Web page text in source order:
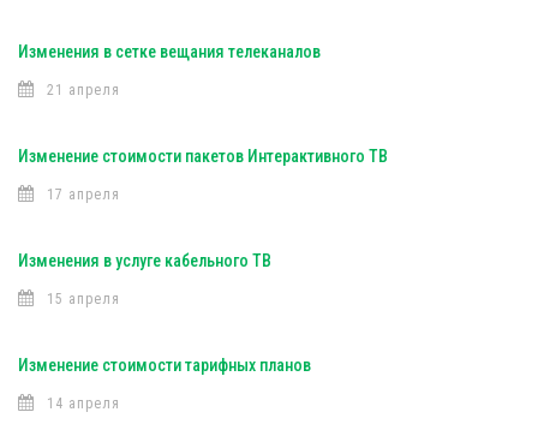
Изменения в сетке вещания телеканалов
21 апреля
Изменение стоимости пакетов Интерактивного ТВ
17 апреля
Изменения в услуге кабельного ТВ
15 апреля
Изменение стоимости тарифных планов
14 апреля